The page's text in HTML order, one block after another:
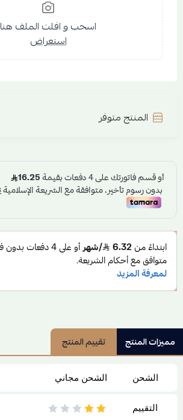
اسحب و افلت الملف هنا
استعراض
المنتج متوفر
مميزات المنتج تقييم المنتج
الشحن الشحن مجاني
التقييم